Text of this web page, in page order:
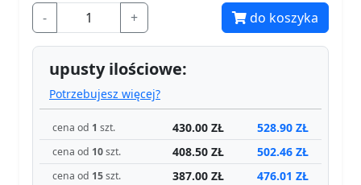
- + do koszyka
upusty ilościowe:
Potrzebujesz więcej?
cena od 1 szt. 430.00 ZŁ 528.90 ZŁ
cena od 10szt. 408.50 ZŁ 502.46 ZŁ
cena od 15szt. 387.00 ZŁ 476.01 ZŁ